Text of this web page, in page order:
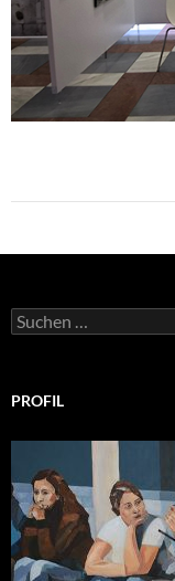
Suchen
nach:
PROFIL